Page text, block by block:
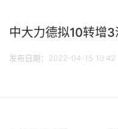
中大力德拟10转增
发布日期：2022-04-15 10:42